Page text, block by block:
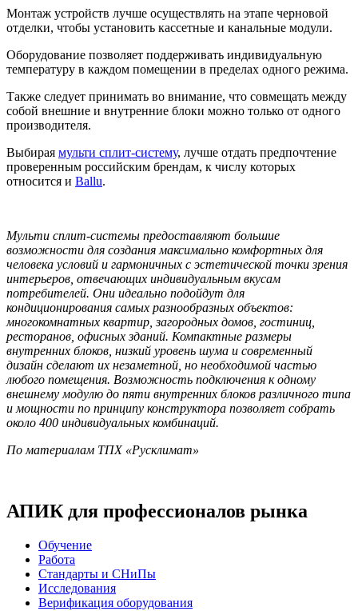
Монтаж устройств лучше осуществлять на этапе черновой
отделки, чтобы установить кассетные и канальные модули.
Оборудование позволяет поддерживать индивидуальную
температуру в каждом помещении в пределах одного режима.
Также следует принимать во внимание, что совмещать между
собой внешние и внутренние блоки можно только от одного
производителя.
Выбирая мульти сплит-систему, лучше отдать предпочтение
проверенным российским брендам, к числу которых
относится и Ballu.
Мульти сплит-системы предоставляют большие
возможности для создания максимально комфортных для
человека условий и гармоничных с эстетической точки зрения
интерьеров, отвечающих индивидуальным вкусам
потребителей. Они идеально подойдут для
кондиционирования самых разнообразных объектов:
многокомнатных квартир, загородных домов, гостиниц,
ресторанов, офисных зданий. Компактные размеры
внутренних блоков, низкий уровень шума и современный
дизайн сделают их незаметной, но необходимой частью
любого помещения. Возможность подключения к одному
внешнему модулю до пяти внутренних блоков различного типа
и мощности по принципу конструктора позволяет собрать
около 400 индивидуальных комбинаций.
По материалам ТПХ «Русклимат»
АПИК для профессионалов рынка
Обучение
Работа
Стандарты и СНиПы
Исследования
Верификация оборудования